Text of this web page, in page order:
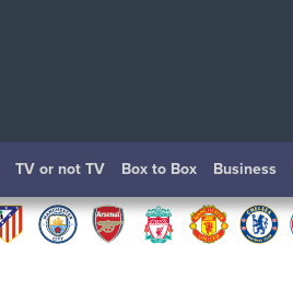
TV or not TV Box to Box Βusiness